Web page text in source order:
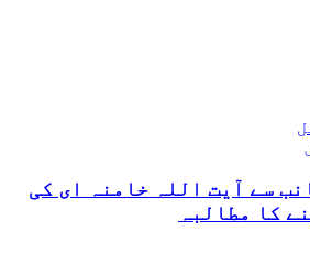
سے آیت اللہ خامنہ ای کی
کا مطالبہ